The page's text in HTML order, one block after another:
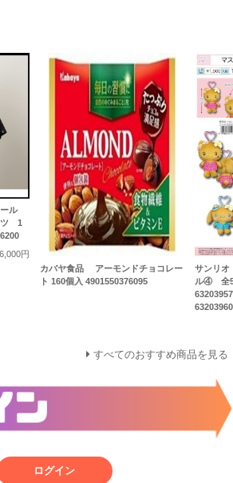
ル
ツ 1
6,000円
カバヤ食品 アーモンドチョコレー
ト 160個入 4901550376095
サンリ
ル④ 全5
すべてのおすすめ商品を見る
ログイン